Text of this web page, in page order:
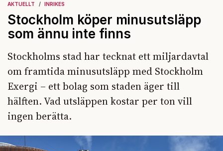
AKTUELLT INRIKES
Stockholm köper minusutsläpp
som ännu inte finns
Stockholms stad har tecknat ett miljardavtal
om framtida minusutsläpp med Stockholm
Exergi – ett bolag som staden äger till
hälften. Vad utsläppen kostar per ton vill
ingen berätta.